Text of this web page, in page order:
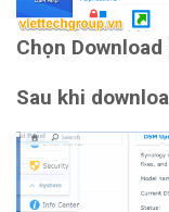
Chọn Download
Sau khi